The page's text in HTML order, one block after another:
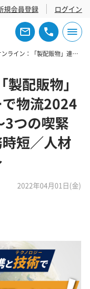
規会員登録 ログイン
4/27 オンライン：「製配販物」連携とテクノロジーで物流2024年問題をクリア！ ～3つの喫緊課題と解決策…労務時短／人材定着／連携・協働～
配販物」
物流2024
3つの喫緊
短／人材
2022年04月01日(金)